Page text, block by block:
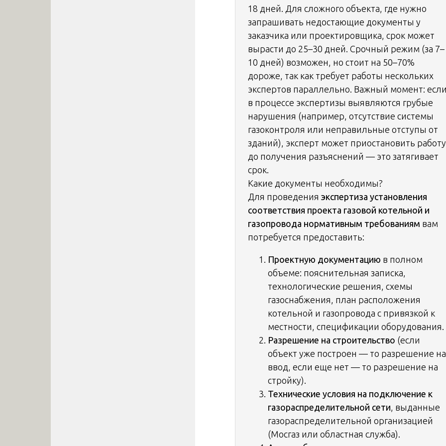
18 дней. Для сложного объекта, где нужно
запрашивать недостающие документы у
заказчика или проектировщика, срок может
вырасти до 25–30 дней. Срочный режим (за 7–
10 дней) возможен, но стоит на 50–70%
дороже, так как требует работы нескольких
экспертов параллельно. Важный момент:
в процессе экспертизы выявляются грубые
нарушения (например, отсутствие системы
газоконтроля или неправильные отступы от
зданий), эксперт может приостановить работу
до получения разъяснений — это затягивает
срок.
Какие документы необходимы?
Для проведения экспертиза установления
соответствия проекта газовой котельной и
газопровода нормативным требованиям вам
потребуется предоставить:
Проектную документацию в полном
объеме: пояснительная записка,
технологические решения, схемы
газоснабжения, план расположения
котельной и газопровода с привязкой к
местности, спецификации оборудования.
Разрешение на строительство (если
объект уже построен — то разрешение на
ввод, если еще нет — то разрешение на
стройку).
Технические условия на подключение к
газораспределительной сети , выданные
газораспределительной организацией
(Мосгаз или областная служба).